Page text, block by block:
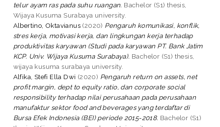
telur ayam ras pada suhu ruangan. Bachelor (S1) thesis,
Wijaya Kusuma Surabaya university.
Albertino, Oktavianus (2020) Pengaruh komunikasi, konflik,
stres kerja, motivasi kerja, dan lingkungan kerja terhadap
produktivitas karyawan (Studi pada karyawan PT. Bank Jatim
KCP. Univ. Wijaya Kusuma Surabaya). Bachelor (S1) thesis,
wijaya kusuma surabaya university.
Alfika, Stefi Ella Dwi (2020) Pengaruh return on assets, net
profit margin, dept to equity ratio, dan corporate social
responsibility terhadap nilai perusahaan pada perusahaan
manufaktur sektor food and beverages yang terdaftar di
Bursa Efek Indonesia (BEI) periode 2015-2018. Bachelor (S1)